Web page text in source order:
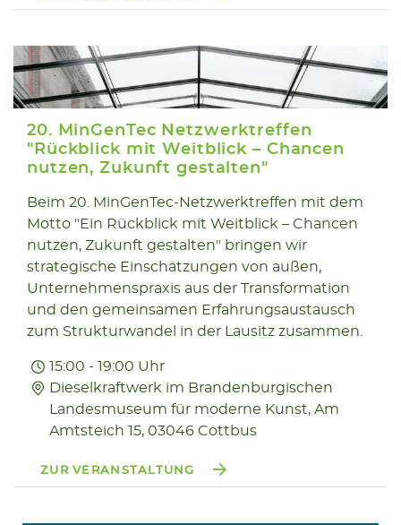
09.06
2026
20. MinGenTec Netzwerktreffen
"Rückblick mit Weitblick – Chancen
nutzen, Zukunft gestalten"
Beim 20. MinGenTec-Netzwerktreffen mit dem
Motto "Ein Rückblick mit Weitblick – Chancen
nutzen, Zukunft gestalten" bringen wir
strategische Einschätzungen von außen,
Unternehmenspraxis aus der Transformation
und den gemeinsamen Erfahrungsaustausch
zum Strukturwandel in der Lausitz zusammen.
15:00 - 19:00 Uhr
Dieselkraftwerk im Brandenburgischen
Landesmuseum für moderne Kunst, Am
Amtsteich 15, 03046 Cottbus
ZUR VERANSTALTUNG